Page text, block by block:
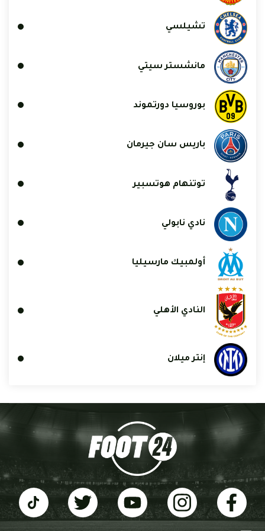
تشيلسي
مانشستر سيتي
بوروسيا دورتموند
باريس سان جيرمان
توتنهام هوتسبير
نادي نابولي
أولمبيك مارسيليا
النادي الأهلي
إنتر ميلان